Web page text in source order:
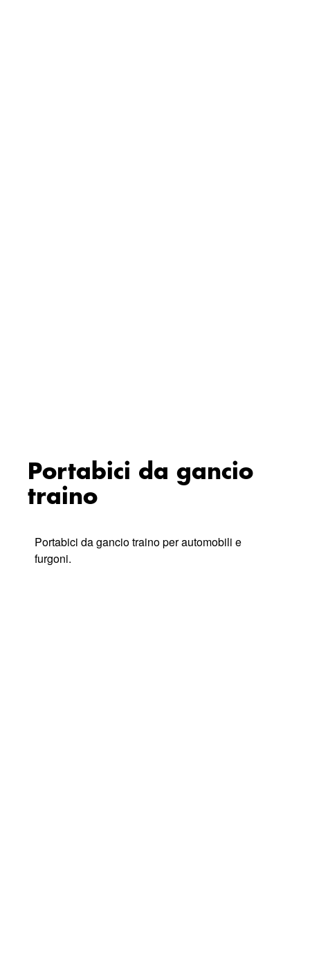
Portabici da gancio
traino
Portabici da gancio traino per automobili e
furgoni.